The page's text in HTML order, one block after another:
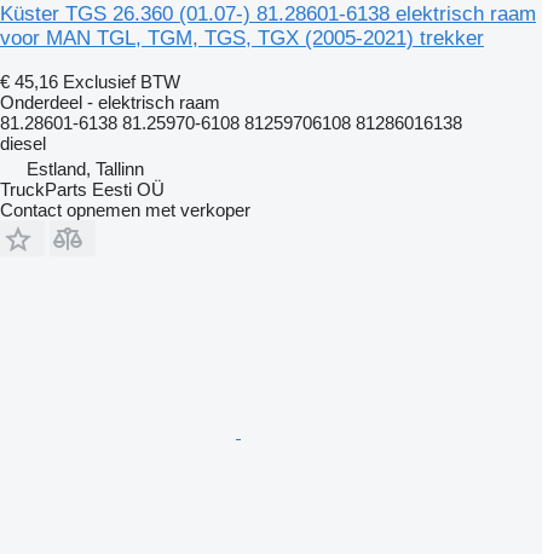
Küster TGS 26.360 (01.07-) 81.28601-6138 elektrisch raam
voor MAN TGL, TGM, TGS, TGX (2005-2021) trekker
€ 45,16 Exclusief BTW
Onderdeel - elektrisch raam
81.28601-6138 81.25970-6108 81259706108 81286016138
diesel
Estland, Tallinn
TruckParts Eesti OÜ
Contact opnemen met verkoper